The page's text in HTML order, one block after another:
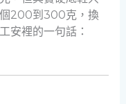
200到300克，換
安裡的一句話：